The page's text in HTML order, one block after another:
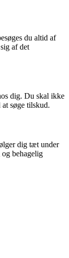
du altid af
af det
dig. Du skal ikke
søge tilskud.
dig tæt under
og behagelig